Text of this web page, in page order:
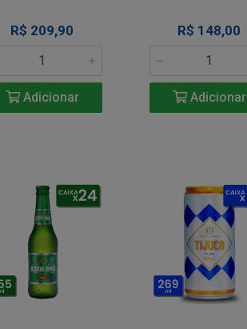
R$ 209,90
Adicionar
R$ 148,00
Adicionar